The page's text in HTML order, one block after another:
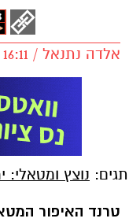
אלדה נתנאל / 16:11 08.06.26
תגים: נוצץ ומטאלי:
טרנד האיפור